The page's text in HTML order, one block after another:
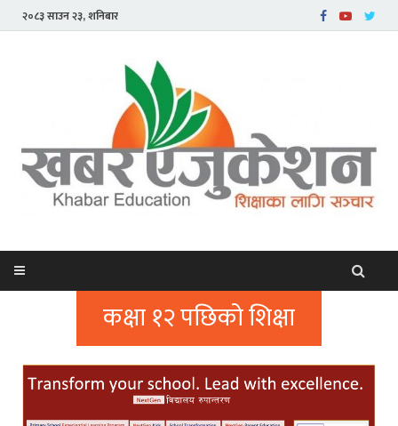
२०८३ साउन २३, शनिबार
कक्षा १२ पछिको शिक्षा